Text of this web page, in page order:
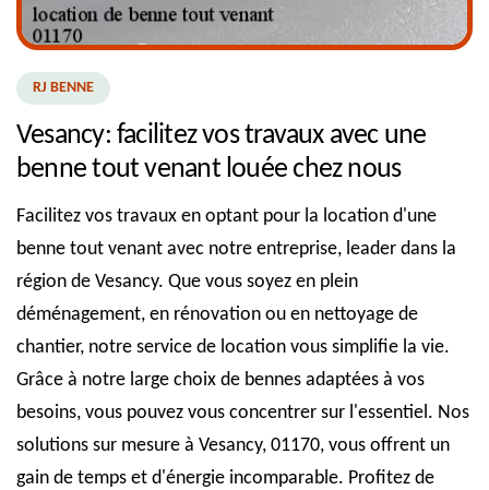
RJ BENNE
Vesancy: facilitez vos travaux avec une
benne tout venant louée chez nous
Facilitez vos travaux en optant pour la location d'une
benne tout venant avec notre entreprise, leader dans la
région de Vesancy. Que vous soyez en plein
déménagement, en rénovation ou en nettoyage de
chantier, notre service de location vous simplifie la vie.
Grâce à notre large choix de bennes adaptées à vos
besoins, vous pouvez vous concentrer sur l'essentiel. Nos
solutions sur mesure à Vesancy, 01170, vous offrent un
gain de temps et d'énergie incomparable. Profitez de